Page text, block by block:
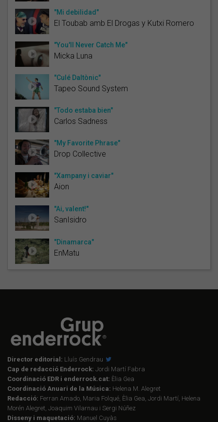
"Mi debilidad"
El Toubab amb El Drogas y Kutxi Romero
"You'll Never Catch Me"
Micka Luna
"Culé Daltònic"
Tapeo Sound System
"Todo estaba bien"
Carlos Sadness
"My Favorite Phrase"
Drop Collective
"Xampany i caviar"
Aion
"Ai, valent!"
SanIsidro
"Dinamarca"
EnMatu
Director editorial: Lluís Gendrau
Cap de redacció Enderrock: Jordi Martí Fabra
Coordinació EDR i enderrock.cat: Èlia Gea
Coordinació Anuari de la Música: Helena M. Alegret
Redacció: Ferran Amado, Maria Folqué, Èlia Gea, Jordi Martí, Helena
Morén Alegret, Joaquim Vilarnau i Sergi Núñez
Disseny i maquetació: Manuel Cuyàs